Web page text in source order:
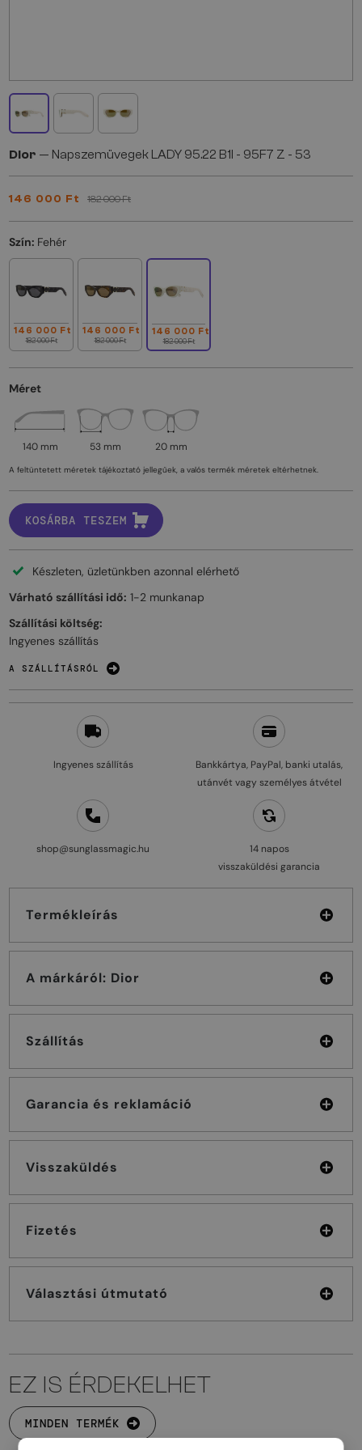
Ingyenes szállítás
Bankkártya, PayPal, banki utalás,
utánvét vagy személyes átvétel
shop@sunglassmagic.hu
14 napos
visszaküldési garancia
Termékleírás
A márkáról: Dior
Szállítás
Garancia és reklamáció
Visszaküldés
Fizetés
Választási útmutató
Dior — Napszemüvegek LADY 95.22 B1I - 95F7 Z - 53
146 000 Ft 182 000 Ft
Szín: Fehér
146 000 Ft
182 000 Ft
146 000 Ft
182 000 Ft
146 000 Ft
182 000 Ft
Méret
140 mm 53 mm 20 mm
A feltüntetett méretek tájékoztató jellegűek, a valós termék méretek eltérhetnek.
KOSÁRBA TESZEM
Készleten, üzletünkben azonnal elérhető
Várható szállítási idő: 1-2 munkanap
Szállítási költség:
Ingyenes szállítás
A SZÁLLÍTÁSRÓL
EZ IS ÉRDEKELHET
MINDEN TERMÉK